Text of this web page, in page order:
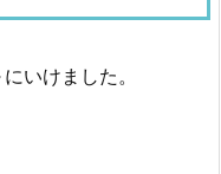
いけました。